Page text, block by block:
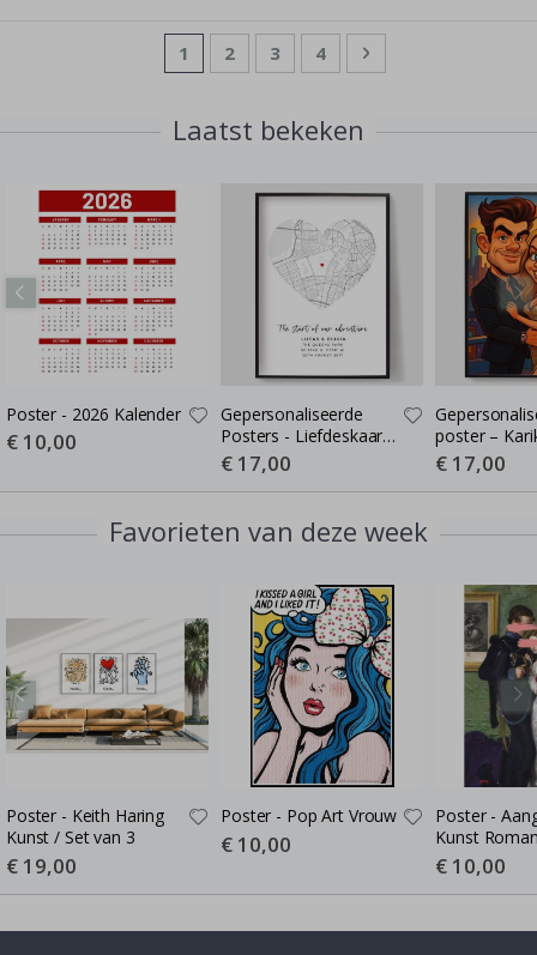
Pagina
U lees momenteel pagina
1 Pagina
2 Pagina
3 Pagina
4 Pagina
Volgende
Laatst bekeken
Poster - 2026 Kalender
Special
Price
€ 10,00
Gepersonaliseerde
Posters - Liefdeskaart -
Waar de Liefde Begon
Special
Price
€ 17,00
poster –
Cartoon-stijl
poster
Special
Price
€ 17,00
Favorieten van deze week
Poster - Keith Haring
Kunst / Set van 3
Special
Price
€ 19,00
Poster - Pop Art Vrouw
Special
Price
€ 10,00
Poster -
Kunst
Special
Price
€ 10,00